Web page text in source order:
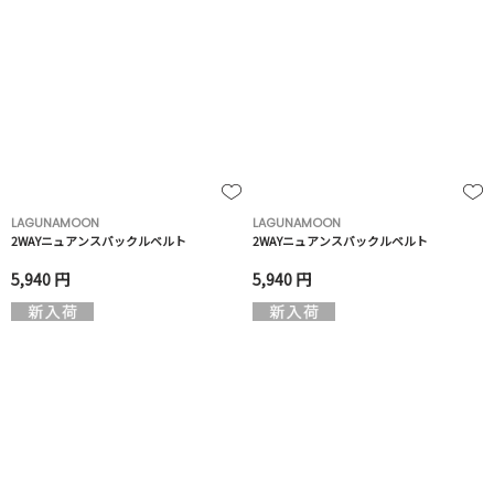
LAGUNAMOON
2WAYニュアンスバックルベルト
5,940 円
LAGUNAMOON
2WAYニュアンスバックルベルト
5,940 円